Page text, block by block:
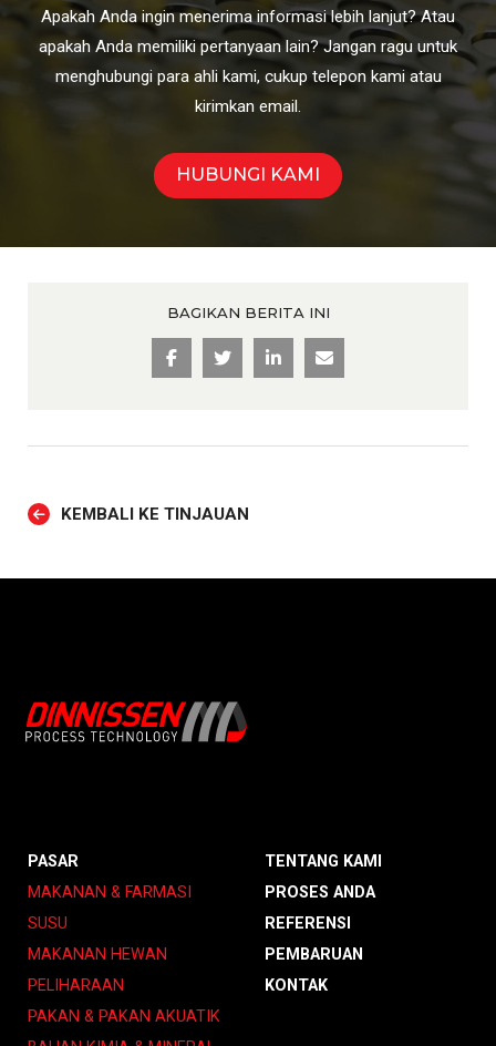
Apakah Anda ingin menerima informasi lebih lanjut? Atau
apakah Anda memiliki pertanyaan lain? Jangan ragu untuk
menghubungi para ahli kami, cukup telepon kami atau
kirimkan email.
HUBUNGI KAMI
BAGIKAN BERITA INI
KEMBALI KE TINJAUAN
PASAR
MAKANAN & FARMASI
SUSU
MAKANAN HEWAN
PELIHARAAN
PAKAN & PAKAN AKUATIK
TENTANG KAMI
PROSES ANDA
REFERENSI
PEMBARUAN
KONTAK